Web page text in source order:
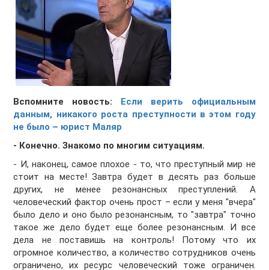
Вспомните новость: Если верить официальным
данным, никакого роста преступности в этом году
не было – юрист Маляр
- Конечно. Знакомо по многим ситуациям.
- И, наконец, самое плохое - то, что преступный мир не
стоит на месте! Завтра будет в десять раз больше
других, не менее резонансных преступлений. А
человеческий фактор очень прост – если у меня "вчера"
было дело и оно было резонансным, то "завтра" точно
такое же дело будет еще более резонансным. И все
дела не поставишь на контроль! Потому что их
огромное количество, а количество сотрудников очень
ограничено, их ресурс человеческий тоже ограничен.